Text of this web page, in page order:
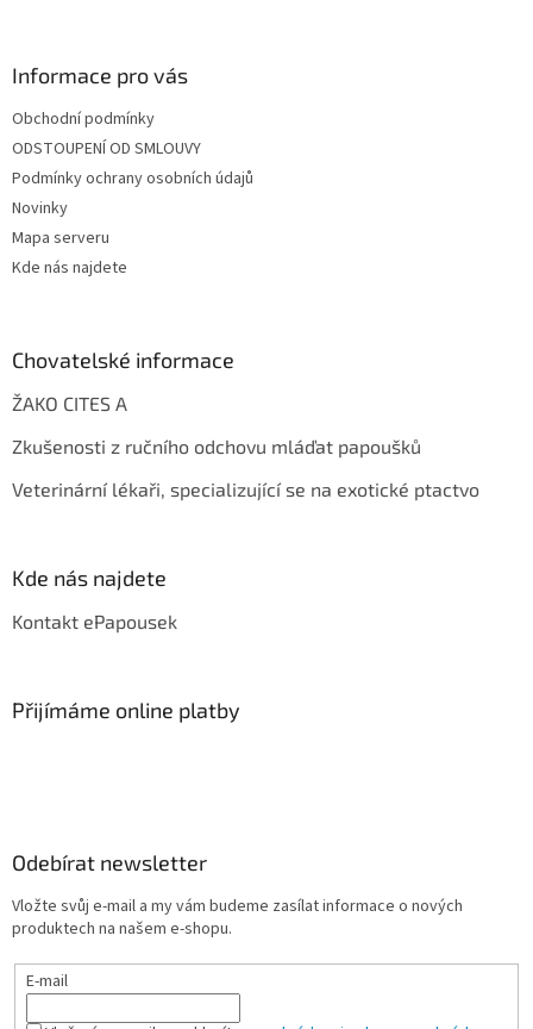
Informace pro vás
Obchodní podmínky
ODSTOUPENÍ OD SMLOUVY
Podmínky ochrany osobních údajů
Novinky
Mapa serveru
Kde nás najdete
Chovatelské informace
ŽAKO CITES A
Zkušenosti z ručního odchovu mláďat papoušků
Veterinární lékaři, specializující se na exotické ptactvo
Kde nás najdete
Kontakt ePapousek
Přijímáme online platby
Odebírat newsletter
Vložte svůj e-mail a my vám budeme zasílat informace o nových
produktech na našem e-shopu.
E-mail